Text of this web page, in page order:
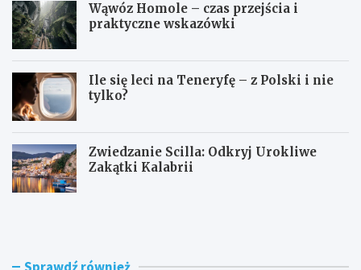
Wąwóz Homole – czas przejścia i
praktyczne wskazówki
Ile się leci na Teneryfę – z Polski i nie
tylko?
Zwiedzanie Scilla: Odkryj Urokliwe
Zakątki Kalabrii
P
ę
W
H